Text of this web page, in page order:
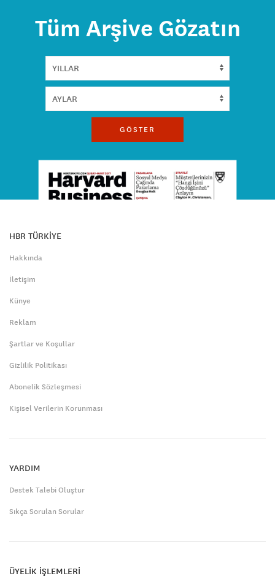
Tüm Arşive Gözatın
GÖSTER
HBR TÜRKİYE
Hakkında
İletişim
Künye
Reklam
Şartlar ve Koşullar
Gizlilik Politikası
Abonelik Sözleşmesi
Kişisel Verilerin Korunması
YARDIM
Destek Talebi Oluştur
Sıkça Sorulan Sorular
ÜYELİK İŞLEMLERİ